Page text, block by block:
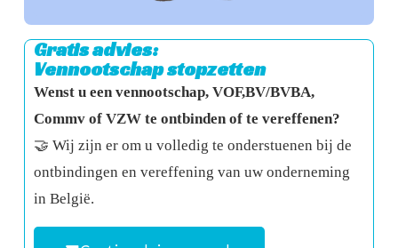
Gratis advies:
Vennootschap stopzetten
Wenst u een vennootschap, VOF,BV/BVBA,
Commv of VZW te ontbinden of te vereffenen?
🤝 Wij zijn er om u volledig te onderstuenen bij de
ontbindingen en vereffening van uw onderneming
in België.